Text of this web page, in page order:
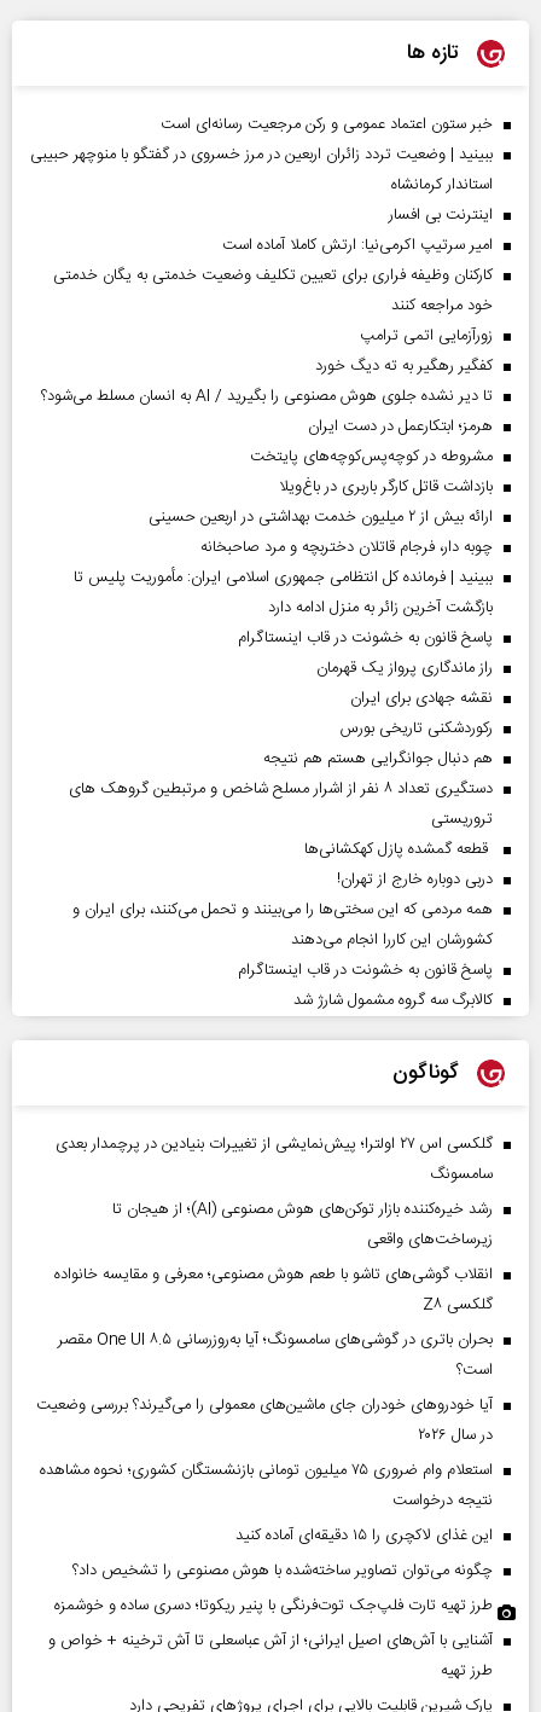
تازه ها
خبر ستون اعتماد عمومی و رکن مرجعیت رسانه‌ای است
ببینید | وضعیت تردد زائران اربعین در مرز خسروی در گفتگو با منوچهر حبیبی
استاندار کرمانشاه
اینترنت بی افسار
امیر سرتیپ اکرمی‌نیا: ارتش کاملا آماده است
کارکنان وظیفه فراری برای تعیین تکلیف وضعیت خدمتی به یگان خدمتی
خود مراجعه کنند
زورآزمایی اتمی ترامپ
کفگیر رهگیر به ته دیگ خورد
تا دیر نشده جلوی هوش مصنوعی را بگیرید / AI به انسان مسلط می‌شود؟
هرمز؛ ابتکارعمل در دست ایران
مشروطه در کوچه‌پس‌کوچه‌های پایتخت
بازداشت قاتل کارگر باربری در باغ‌ویلا
ارائه بیش از ۲ میلیون خدمت بهداشتی در اربعین حسینی
چوبه دار، فرجام قاتلان دختربچه و مرد صاحبخانه
ببینید | فرمانده کل انتظامی جمهوری اسلامی ایران­: مأموریت پلیس تا
بازگشت آخرین زائر به منزل ادامه دارد
پاسخ قانون به خشونت در قاب اینستاگرام
راز ماندگاری پرواز یک قهرمان
نقشه جهادی برای ایران
رکوردشکنی تاریخی بورس
هم دنبال جوانگرایی هستم هم نتیجه
دستگیری تعداد ۸ نفر از اشرار مسلح شاخص و مرتبطین گروهک های
تروریستی
قطعه گمشده پازل کهکشانی‌ها
دربی دوباره خارج از تهران!
همه مردمی که این سختی‌ها را می‌بینند و تحمل می‌کنند، برای ایران و
کشورشان این کاررا انجام می‌دهند
پاسخ قانون به خشونت در قاب اینستاگرام
کالابرگ سه گروه مشمول شارژ شد
گوناگون
گلکسی اس ۲۷ اولترا؛ پیش‌نمایشی از تغییرات بنیادین در پرچمدار بعدی
سامسونگ
رشد خیره‌کننده بازار توکن‌های هوش مصنوعی (AI)؛ از هیجان تا
زیرساخت‌های واقعی
انقلاب گوشی‌های تاشو‌ با طعم هوش مصنوعی؛ معرفی و مقایسه خانواده
گلکسی Z۸
بحران باتری در گوشی‌های سامسونگ؛ آیا به‌روزرسانی One UI ۸.۵ مقصر
است؟
آیا خودروهای خودران جای ماشین‌های معمولی را می‌گیرند؟ بررسی وضعیت
در سال ۲۰۲۶
استعلام وام ضروری ۷۵ میلیون تومانی بازنشستگان کشوری؛ نحوه مشاهده
نتیجه درخواست
این غذای لاکچری را ۱۵ دقیقه‌ای آماده کنید
چگونه می‌توان تصاویر ساخته‌شده با هوش مصنوعی را تشخیص داد؟
طرز تهیه تارت فلپ‌جک توت‌فرنگی با پنیر ریکوتا؛ دسری ساده و خوشمزه
آشنایی با آش‌های اصیل ایرانی؛ از آش عباسعلی تا آش ترخینه + خواص و
طرز تهیه
پارک شیرین قابلیت‌ بالایی برای اجرای پروژهای تفریحی دارد